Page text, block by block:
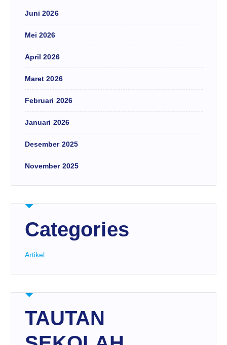
Juni 2026
Mei 2026
April 2026
Maret 2026
Februari 2026
Januari 2026
Desember 2025
November 2025
Categories
Artikel
TAUTAN